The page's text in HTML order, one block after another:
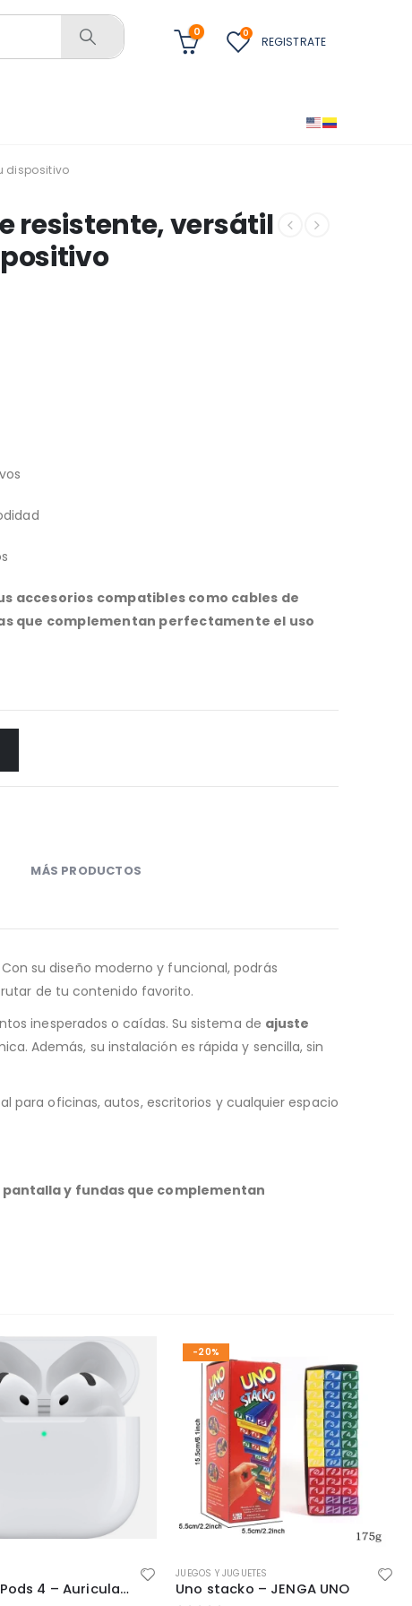
0 0
REGISTRATE
dispositivo
resistente, versátil
accesorios compatibles como cables de
que complementan perfectamente el uso
MÁS PRODUCTOS
su diseño moderno y funcional, podrás
de tu contenido favorito.
inesperados o caídas. Su sistema de ajuste
Además, su instalación es rápida y sencilla, sin
para oficinas, autos, escritorios y cualquier espacio
y fundas que complementan
Apple AirPods 4 – Auriculares Inalámbricos Blancos con Cancelación Activa de Ruido
-20%
JUEGOS Y JUGUETES
Uno stacko – JENGA UNO